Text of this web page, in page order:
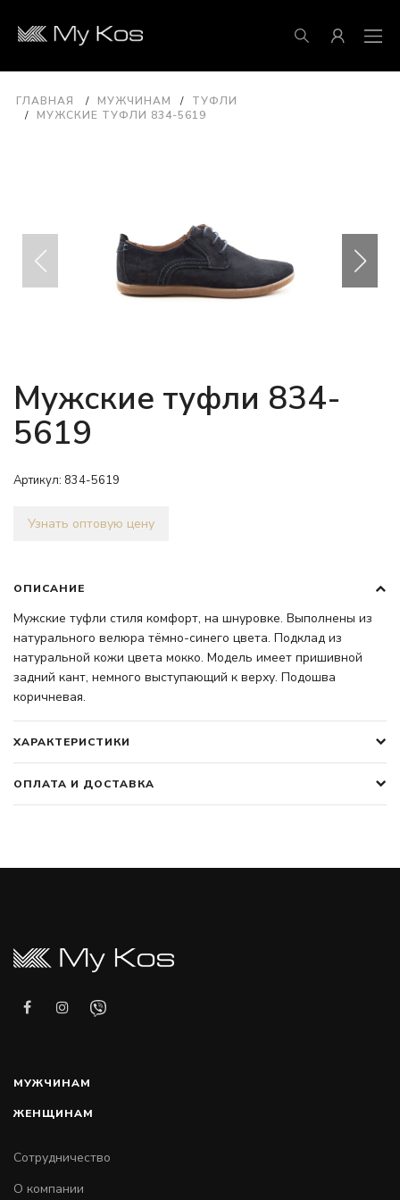
ГЛАВНАЯ МУЖЧИНАМ
ТУФЛИ
МУЖСКИЕ ТУФЛИ 834-5619
Мужские туфли 834-
5619
Артикул: 834-5619
Узнать оптовую цену
ОПИСАНИЕ
Мужские туфли стиля комфорт, на шнуровке. Выполнены из
натурального велюра тёмно-синего цвета. Подклад из
натуральной кожи цвета мокко. Модель имеет пришивной
задний кант, немного выступающий к верху. Подошва
коричневая.
ХАРАКТЕРИСТИКИ
ОПЛАТА И ДОСТАВКА
МУЖЧИНАМ
ЖЕНЩИНАМ
Сотрудничество
О компании